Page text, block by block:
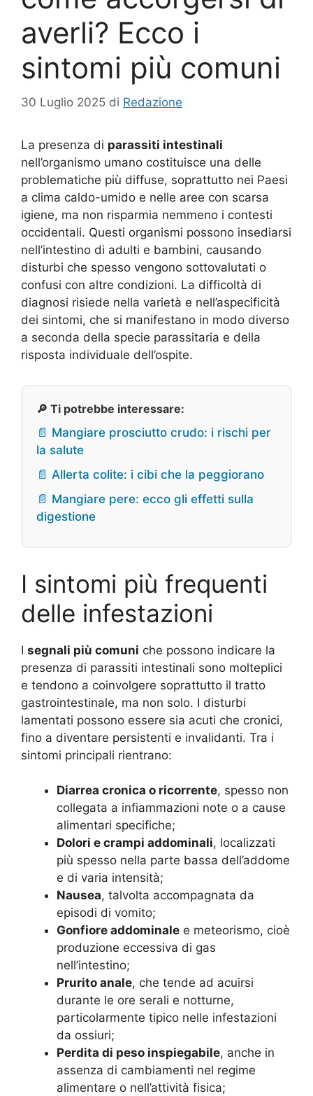
averli? Ecco i
sintomi più comuni
30 Luglio 2025 di Redazione
La presenza di parassiti intestinali
nell’organismo umano costituisce una delle
problematiche più diffuse, soprattutto nei Paesi
a clima caldo-umido e nelle aree con scarsa
igiene, ma non risparmia nemmeno i contesti
occidentali. Questi organismi possono insediarsi
nell’intestino di adulti e bambini, causando
disturbi che spesso vengono sottovalutati o
confusi con altre condizioni. La difficoltà di
diagnosi risiede nella varietà e nell’aspecificità
dei sintomi, che si manifestano in modo diverso
a seconda della specie parassitaria e della
risposta individuale dell’ospite.
🔎 Ti potrebbe interessare:
📄 Mangiare prosciutto crudo: i rischi per
la salute
📄 Allerta colite: i cibi che la peggiorano
📄 Mangiare pere: ecco gli effetti sulla
digestione
I sintomi più frequenti
delle infestazioni
I segnali più comuni che possono indicare la
presenza di parassiti intestinali sono molteplici
e tendono a coinvolgere soprattutto il tratto
gastrointestinale, ma non solo. I disturbi
lamentati possono essere sia acuti che cronici,
fino a diventare persistenti e invalidanti. Tra i
sintomi principali rientrano:
Diarrea cronica o ricorrente, spesso non
collegata a infiammazioni note o a cause
alimentari specifiche;
Dolori e crampi addominali, localizzati
più spesso nella parte bassa dell’addome
e di varia intensità;
Nausea, talvolta accompagnata da
episodi di vomito;
Gonfiore addominale e meteorismo, cioè
produzione eccessiva di gas
nell’intestino;
Prurito anale, che tende ad acuirsi
durante le ore serali e notturne,
particolarmente tipico nelle infestazioni
da ossiuri;
Perdita di peso inspiegabile, anche in
assenza di cambiamenti nel regime
alimentare o nell’attività fisica;